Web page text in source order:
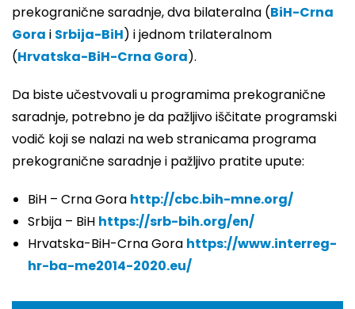
prekogranične saradnje, dva bilateralna (BiH-Crna
Gora i Srbija-BiH) i jednom trilateralnom
(Hrvatska-BiH-Crna Gora).
Da biste učestvovali u programima prekogranične
saradnje, potrebno je da pažljivo iščitate programski
vodič koji se nalazi na web stranicama programa
prekogranične saradnje i pažljivo pratite upute:
BiH – Crna Gora http://cbc.bih-mne.org/
Srbija – BiH https://srb-bih.org/en/
Hrvatska-BiH-Crna Gora https://www.interreg-
hr-ba-me2014-2020.eu/